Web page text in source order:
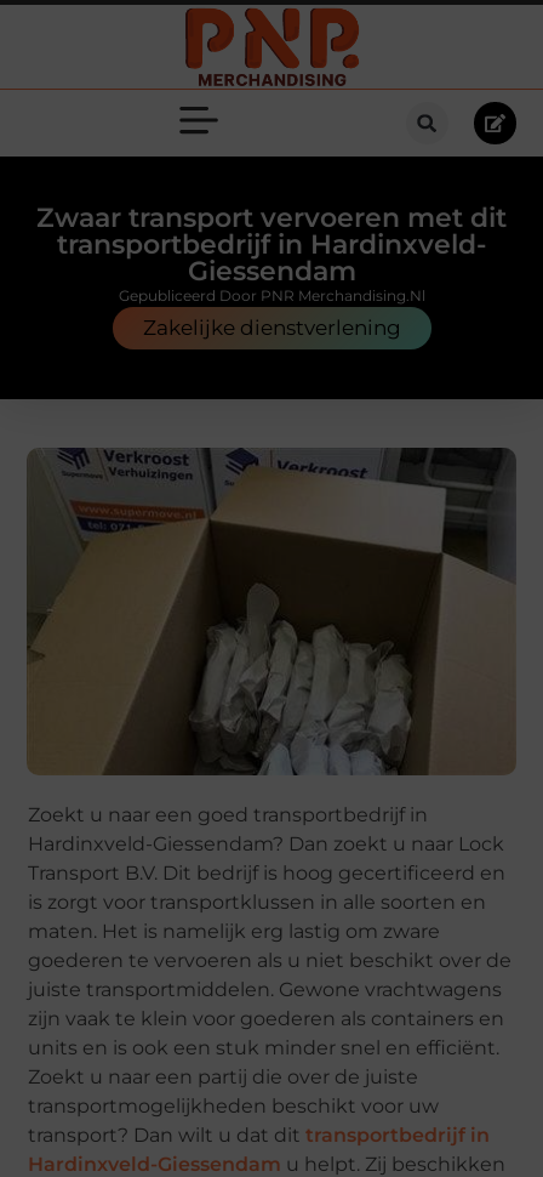
Zwaar transport vervoeren met dit
transportbedrijf in Hardinxveld-
Giessendam
Zakelijke dienstverlening
Gepubliceerd Door PNR Merchandising.nl
Zoekt u naar een goed transportbedrijf in
Hardinxveld-Giessendam? Dan zoekt u naar Lock
Transport B.V. Dit bedrijf is hoog gecertificeerd en
is zorgt voor transportklussen in alle soorten en
maten. Het is namelijk erg lastig om zware
goederen te vervoeren als u niet beschikt over de
juiste transportmiddelen. Gewone vrachtwagens
zijn vaak te klein voor goederen als containers en
units en is ook een stuk minder snel en efficiënt.
Zoekt u naar een partij die over de juiste
transportmogelijkheden beschikt voor uw
transport? Dan wilt u dat dittransportbedrijf in
Hardinxveld-Giessendam u helpt. Zij beschikken